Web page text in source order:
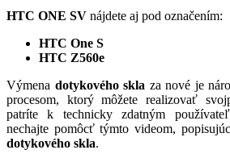
HTC ONE SV nájdete aj pod označením:
HTC One S
HTC Z560e
Výmena dotykového skla za nové je
procesom, ktorý môžete realizovať
patríte k technicky zdatným
nechajte pomôcť týmto videom,
dotykového skla.